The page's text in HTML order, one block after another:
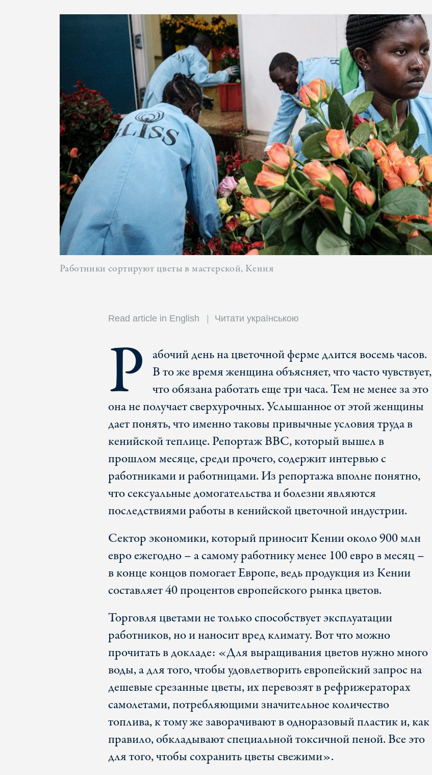
Работники сортируют цветы в мастерской, Кения
Read article in English Читати українською
Р абочий день на цветочной ферме длится восемь часов.
В то же время женщина объясняет, что часто чувствует,
что обязана работать еще три часа. Тем не менее за это
она не получает сверхурочных. Услышанное от этой женщины
дает понять, что именно таковы привычные условия труда в
кенийской теплице. Репортаж ВВС, который вышел в
прошлом месяце, среди прочего, содержит интервью с
работниками и работницами. Из репортажа вполне понятно,
что сексуальные домогательства и болезни являются
последствиями работы в кенийской цветочной индустрии.
Сектор экономики, который приносит Кении около 900 млн
евро ежегодно – а самому работнику менее 100 евро в месяц –
в конце концов помогает Европе, ведь продукция из Кении
составляет 40 процентов европейского рынка цветов.
Торговля цветами не только способствует эксплуатации
работников, но и наносит вред климату. Вот что можно
прочитать в докладе: «Для выращивания цветов нужно много
воды, а для того, чтобы удовлетворить европейский запрос на
дешевые срезанные цветы, их перевозят в рефрижераторах
самолетами, потребляющими значительное количество
топлива, к тому же заворачивают в одноразовый пластик и, как
правило, обкладывают специальной токсичной пеной. Все это
для того, чтобы сохранить цветы свежими».